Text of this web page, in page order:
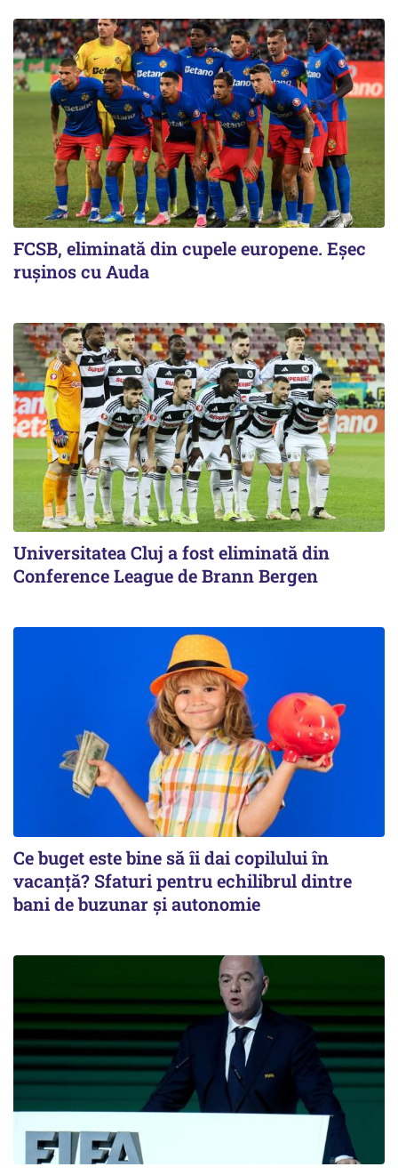
FCSB, eliminată din cupele europene. Eşec
ruşinos cu Auda
Universitatea Cluj a fost eliminată din
Conference League de Brann Bergen
Ce buget este bine să îi dai copilului în
vacanță? Sfaturi pentru echilibrul dintre
bani de buzunar și autonomie